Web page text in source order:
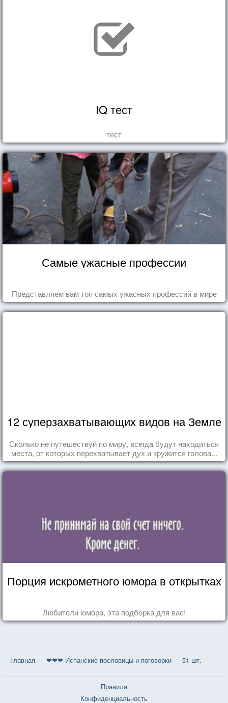
IQ тест
тест
Самые ужасные профессии
Представляем вам топ самых ужасных профессий в мире
12 суперзахватывающих видов на Земле
Сколько не путешествуй по миру, всегда будут находиться
места, от которых перехватывает дух и кружится голова...
Порция искрометного юмора в открытках
Любители юмора, эта подборка для вас!
Главная ❤❤❤ Испанские пословицы и поговорки — 51 шт.
Правила
Конфиденциальность